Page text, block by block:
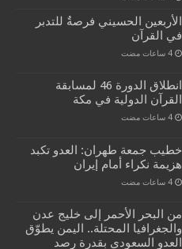
الأربعين الحسيني فرصةٌ للتدبر
في القرآن
انطلاق الدورة 46 لمسابقة
القرآن الدولية في مكة
خطيب جمعة طهران: العدو تكبد
هزيمة نكراء أمام إيران
من البحر الأحمر إلى خليج عدن
والجغرافيا المحتلة.. اليمن يطوّق
العدو السعودي بقدرة رصد